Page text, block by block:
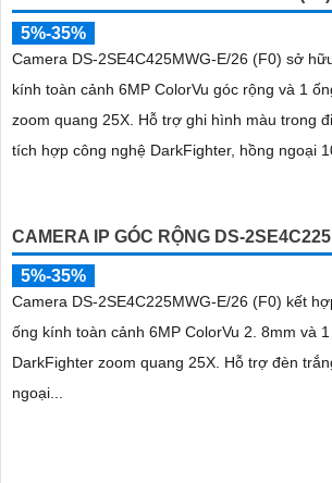
5%-35%
Camera DS-2SE4C425MWG-E/26 (F0) sở
kính toàn cảnh 6MP ColorVu góc rộng và 1
zoom quang 25X. Hỗ trợ ghi hình màu trong điều kiện thiếu sáng,
tích hợp công nghệ DarkFighter, hồng ngoại
CAMERA IP GÓC RỘNG DS-
5%-35%
Camera DS-2SE4C225MWG-E/26 (F0) kết
ống kính toàn cảnh 6MP ColorVu 2. 8mm và
DarkFighter zoom quang 25X. Hỗ trợ đèn trắng 30m, hồng
ngoại...